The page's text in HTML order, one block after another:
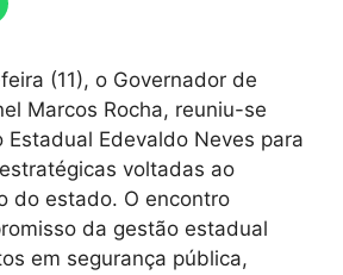
(11), o Governador de
Marcos Rocha, reuniu-se
Estadual Edevaldo Neves para
voltadas ao
do estado. O encontro
da gestão estadual
em segurança pública,